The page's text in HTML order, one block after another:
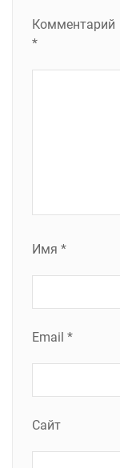
Комментарий
*
Имя *
Email *
Сайт